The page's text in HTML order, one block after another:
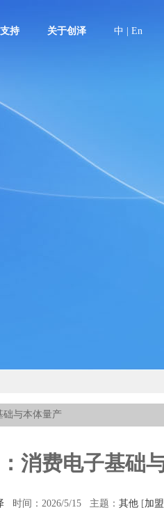
持 关于创泽 中 En
础与本体量产
消费电子基础
时间：2026/5/15 主题： 其他[加盟